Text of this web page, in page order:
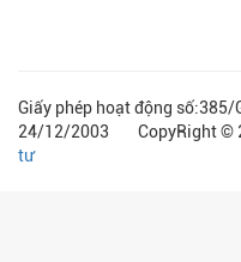
Giấy phép hoạt động số:385/
24/12/2003 CopyRight ©
tư